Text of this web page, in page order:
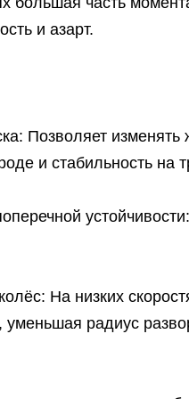
и азарт.
Позволяет изменять
и стабильность на
На низких
уменьшая радиус